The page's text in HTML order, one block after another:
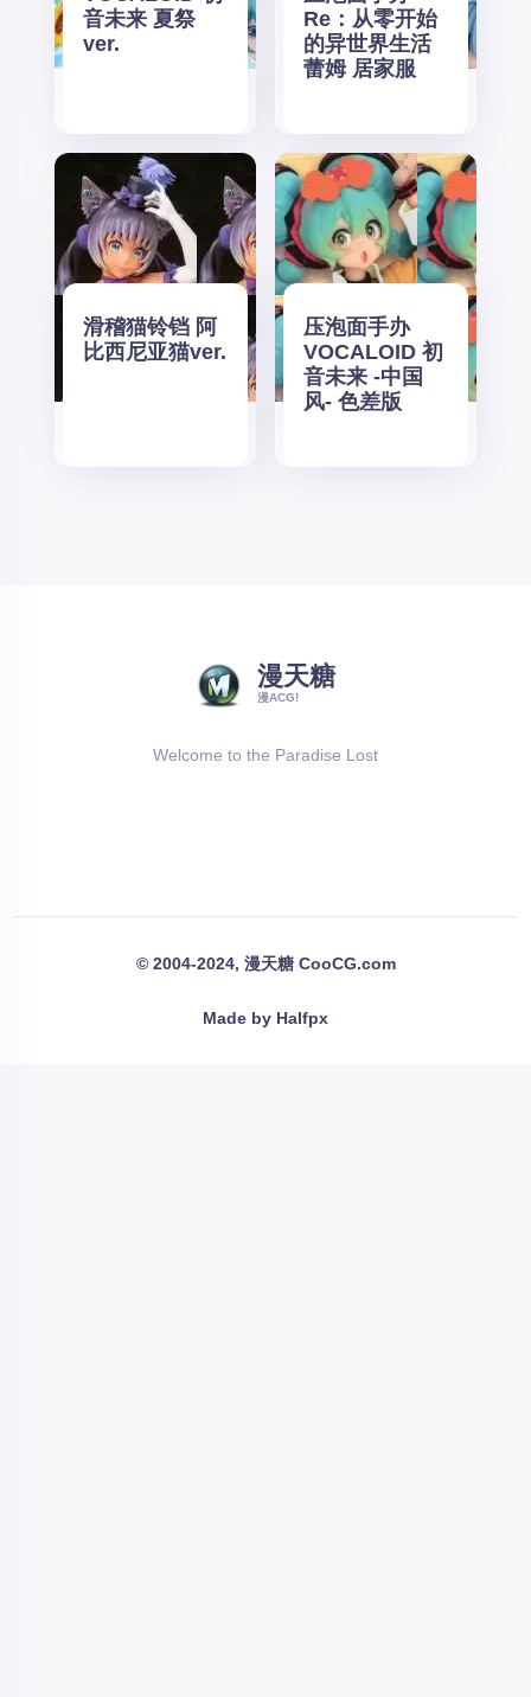
音未来 夏祭
ver.
Re：从零开始
的异世界生活
蕾姆 居家服
滑稽猫铃铛 阿
比西尼亚猫ver.
压泡面手办
VOCALOID 初
音未来 -中国
风- 色差版
漫天糖
漫ACG!
Welcome to the Paradise Lost
© 2004-2024, 漫天糖 CooCG.com
Made by Halfpx